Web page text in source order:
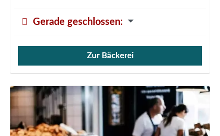
Gerade geschlossen:
Verkauf von Brötchen,
Zur Bäckerei